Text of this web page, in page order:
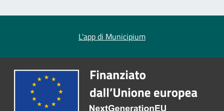
L'app di Municipium